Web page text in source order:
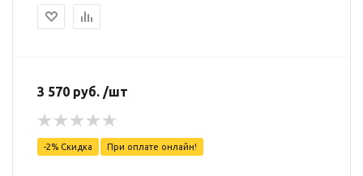
3 570 руб. /шт
-2% Скидка При оплате онлайн!